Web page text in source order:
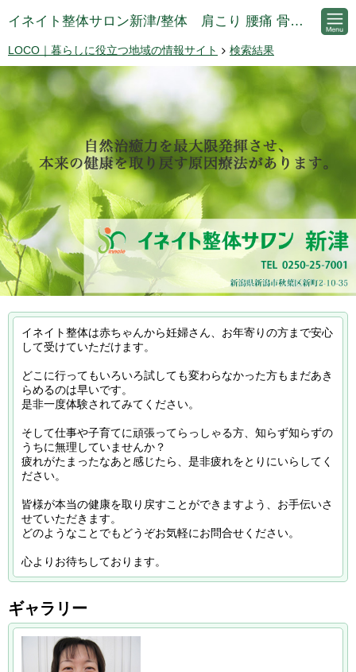
イネイト整体サロン新津/整体 肩こり 腰痛 骨盤矯正 新津
LOCO｜暮らしに役立つ地域の情報サイト 検索結果
イネイト整体は赤ちゃんから妊婦さん、お年寄りの方まで安心
して受けていただけます。
どこに行ってもいろいろ試しても変わらなかった方もまだあき
らめるのは早いです。
是非一度体験されてみてください。
そして仕事や子育てに頑張ってらっしゃる方、知らず知らずの
うちに無理していませんか？
疲れがたまったなあと感じたら、是非疲れをとりにいらしてく
ださい。
皆様が本当の健康を取り戻すことができますよう、お手伝いさ
せていただきます。
どのようなことでもどうぞお気軽にお問合せください。
心よりお待ちしております。
ギャラリー